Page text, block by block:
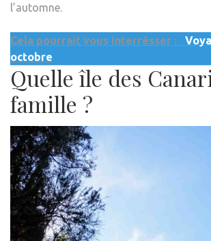
l’automne.
Cela pourrait vous interrésser :
octobre
Quelle île des
famille ?